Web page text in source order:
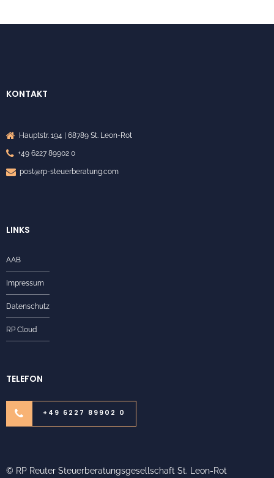
KONTAKT
Hauptstr. 194 | 68789 St. Leon-Rot
+49 6227 89902 0
post@rp-steuerberatung.com
LINKS
AAB
Impressum
Datenschutz
RP Cloud
TELEFON
+49 6227 89902 0
© RP Reuter Steuerberatungsgesellschaft St. Leon-Rot